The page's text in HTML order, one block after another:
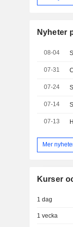
Nyheter
08-04
07-31
07-24
07-14
07-13
Mer
Kurser
1 dag
1 vecka